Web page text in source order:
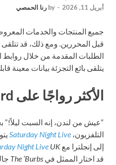
أبريل 11, 2026 -
by رنا الحمصي
جميع المنتجات والخدمات
الطلبات المقدمة من خلال روابط
يتلقى بائع التجزئة بيانات معينة
الأكثر رواجًا على Billboard
التلفزيون، Saturday Night Live
إلى إنجلترا مع
Night Live UK
قد اختار الممثل في The ‘Burbs